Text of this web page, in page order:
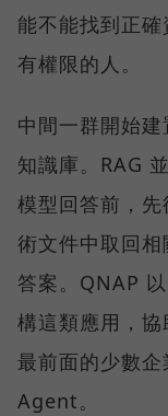
能不能找到正
有權限的人。
中間一群開始建
知識庫。RAG
模型回答前，
術文件中取回
答案。QNAP
構這類應用，
最前面的少數
Agent。